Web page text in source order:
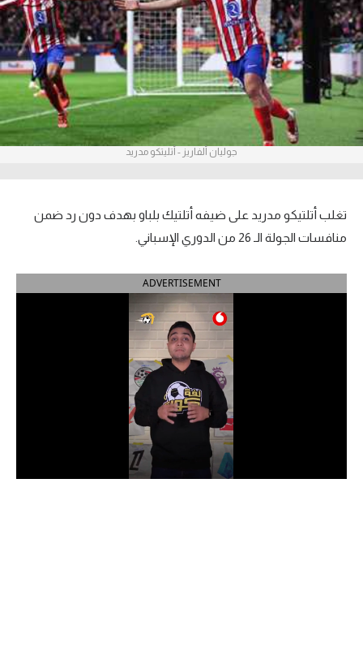
آراء حرة
ركن الألعاب
أمريكا 2026
الدوري الإنجليزي الممتاز
الدوري الإسباني
الدوري السعودي للمحترفين
جوليان ألفاريز - أتليتكو مدريد
تغلب أتلتيكو مدريد على ضيفه أتلتيك بلباو بهدف دون رد ضمن
منافسات الجولة الـ 26 من الدوري الإسباني.
ADVERTISEMENT